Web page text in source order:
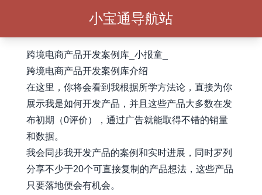
小宝通导航站
跨境电商产品开发案例库_小报童_
跨境电商产品开发案例库介绍
在这里，你将会看到我根据所学方法论，直接为你
展示我是如何开发产品，并且这些产品大多数在发
布初期（0评价），通过广告就能取得不错的销量
和数据。
我会同步我开发产品的案例和实时进展，同时罗列
分享不少于20个可直接复制的产品想法，这些产品
只要落地便会有机会。